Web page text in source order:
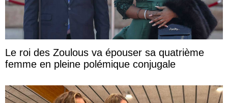
Le roi des Zoulous va épouser sa quatrième
femme en pleine polémique conjugale